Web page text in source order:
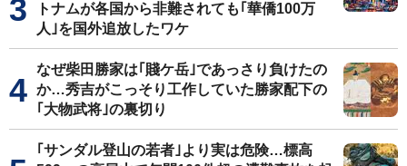
トナムが各国から非難されても｢華僑100万
人｣を国外追放したワケ
なぜ柴田勝家は｢賤ケ岳｣であっさり負けたの
か…秀吉がこっそり工作していた勝家配下の
｢大物武将｣の裏切り
｢サンダル登山の若者｣より実は危険…標高